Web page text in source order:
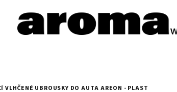
VLHČENÉ UBROUSKY DO AUTA AREON - PLAST